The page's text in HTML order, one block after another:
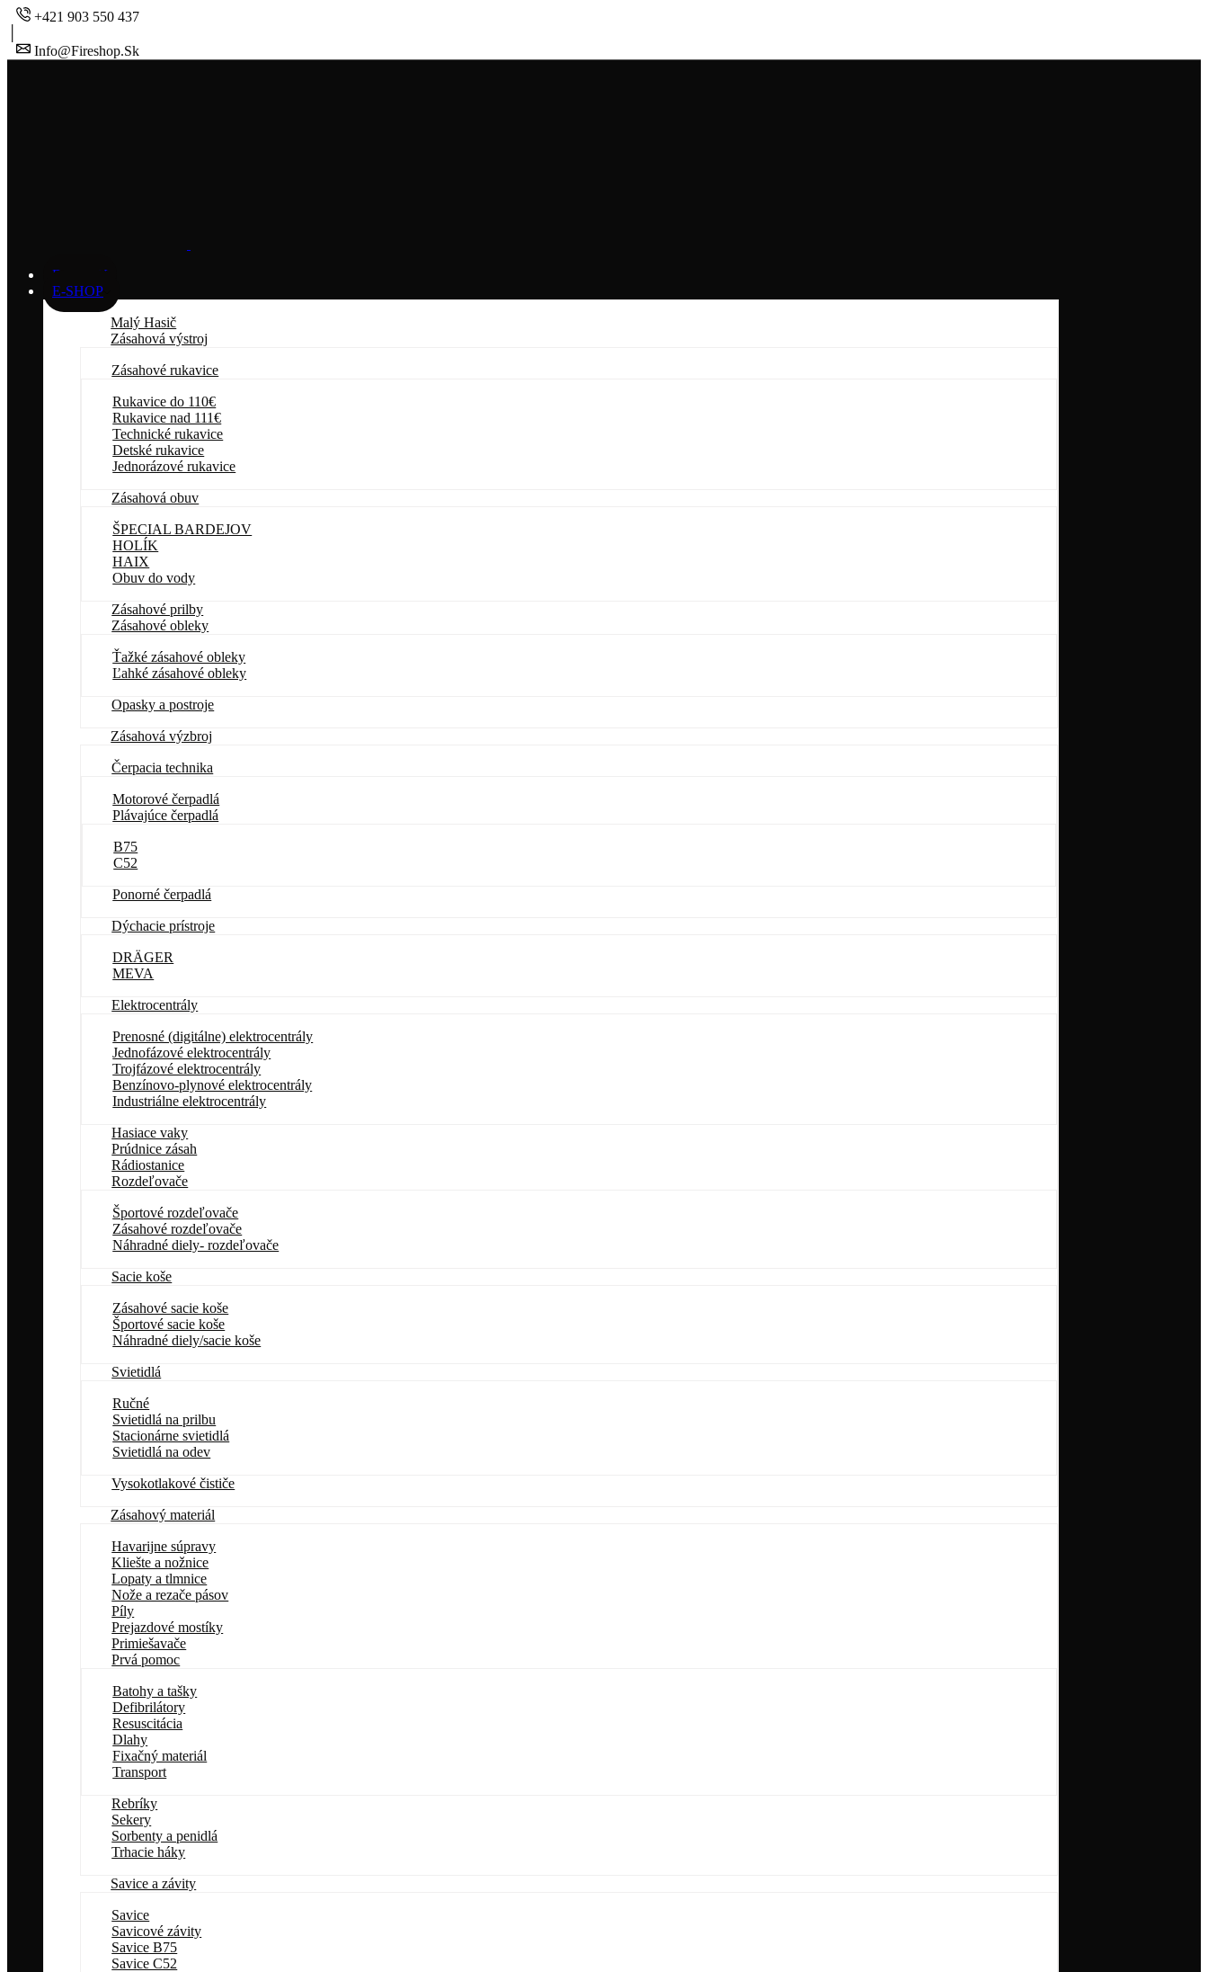
+421 903 550 437
Info@fireshop.sk
DOMOV
E-SHOP
Malý Hasič
Zásahová výstroj
Zásahové rukavice
Rukavice do 110€
Rukavice nad 111€
Technické rukavice
Detské rukavice
Jednorázové rukavice
Zásahová obuv
ŠPECIAL BARDEJOV
HOLÍK
HAIX
Obuv do vody
Zásahové prilby
Zásahové obleky
Ťažké zásahové obleky
Ľahké zásahové obleky
Opasky a postroje
Zásahová výzbroj
Čerpacia technika
Motorové čerpadlá
Plávajúce čerpadlá
B75
C52
Ponorné čerpadlá
Dýchacie prístroje
DRÄGER
MEVA
Elektrocentrály
Prenosné (digitálne) elektrocentrály
Jednofázové elektrocentrály
Trojfázové elektrocentrály
Benzínovo-plynové elektrocentrály
Industriálne elektrocentrály
Hasiace vaky
Prúdnice zásah
Rádiostanice
Rozdeľovače
Športové rozdeľovače
Zásahové rozdeľovače
Náhradné diely- rozdeľovače
Sacie koše
Zásahové sacie koše
Športové sacie koše
Náhradné diely/sacie koše
Svietidlá
Ručné
Svietidlá na prilbu
Stacionárne svietidlá
Svietidlá na odev
Vysokotlakové čističe
Zásahový materiál
Havarijne súpravy
Kliešte a nožnice
Lopaty a tlmnice
Nože a rezače pásov
Píly
Prejazdové mostíky
Primiešavače
Prvá pomoc
Batohy a tašky
Defibrilátory
Resuscitácia
Dlahy
Fixačný materiál
Transport
Rebríky
Sekery
Sorbenty a penidlá
Trhacie háky
Savice a závity
Savice
Savicové závity
Savice B75
Savice C52